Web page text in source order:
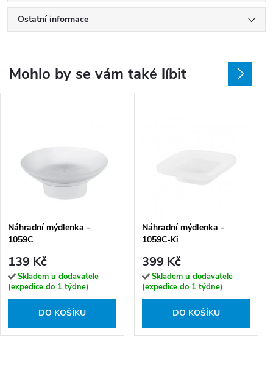
Ostatní informace
Mohlo by se vám také líbit
Náhradní mýdlenka -
1059C
139 Kč
Skladem u dodavatele
(expedice do 1 týdne)
DO KOŠÍKU
Náhradní mýdlenka -
1059C-Ki
399 Kč
Skladem u dodavatele
(expedice do 1 týdne)
DO KOŠÍKU